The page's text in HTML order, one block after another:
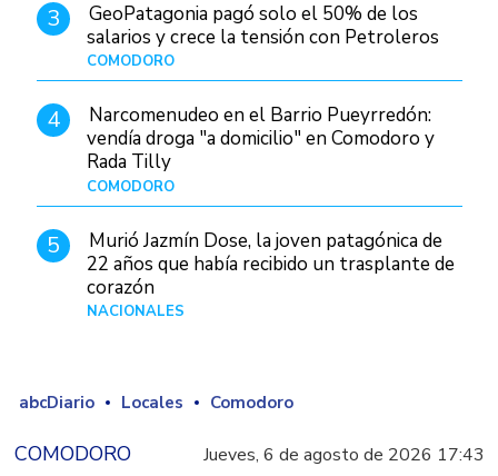
3
GeoPatagonia pagó solo el 50% de los
salarios y crece la tensión con Petroleros
COMODORO
4
Narcomenudeo en el Barrio Pueyrredón:
vendía droga "a domicilio" en Comodoro y
Rada Tilly
COMODORO
5
Murió Jazmín Dose, la joven patagónica de
22 años que había recibido un trasplante de
corazón
NACIONALES
abcDiario Locales Comodoro
COMODORO Jueves, 6 de agosto de 2026 17:43